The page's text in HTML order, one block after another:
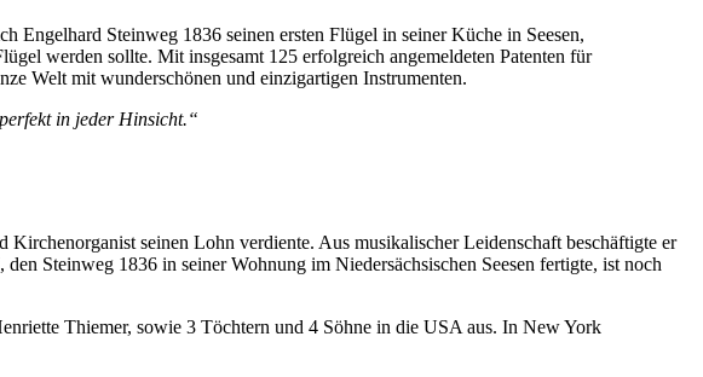
Engelhard Steinweg 1836 seinen ersten Flügel in seiner Küche in Seesen,
werden sollte. Mit insgesamt 125 erfolgreich angemeldeten Patenten für
Welt mit wunderschönen und einzigartigen Instrumenten.
in jeder Hinsicht.“
seinen Lohn verdiente. Aus musikalischer Leidenschaft beschäftigte er
Steinweg 1836 in seiner Wohnung im Niedersächsischen Seesen fertigte, ist noch
Thiemer, sowie 3 Töchtern und 4 Söhne in die USA aus. In New York